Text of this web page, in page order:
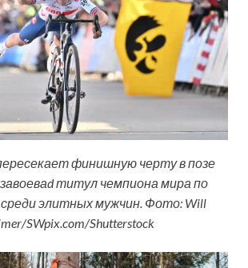
финишную черту в позе
титул чемпиона мира по
среди элитных мужчин. Фото: Will
SWpix.com/Shutterstock